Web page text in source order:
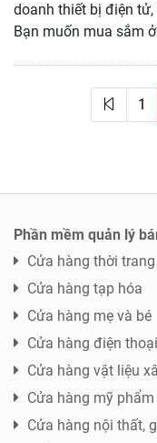
doanh thiết bị điện
Bạn muốn mua sắm
1
Phần mềm quản lý
Cửa hàng thời trang
Cửa hàng tạp hóa
Cửa hàng mẹ và bé
Cửa hàng điện
Cửa hàng vật liệu
Cửa hàng mỹ phẩm
Cửa hàng nội thất,